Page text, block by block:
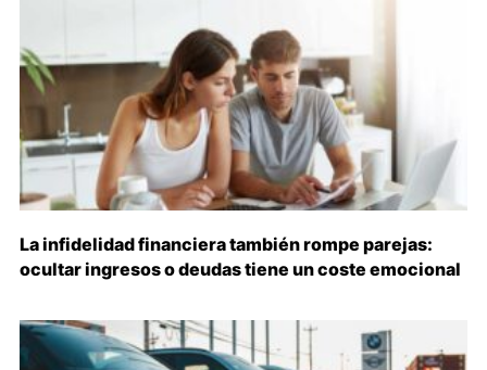
La infidelidad financiera también rompe parejas:
ocultar ingresos o deudas tiene un coste emocional